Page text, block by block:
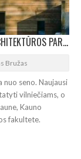
TVARIOSIOS PAMOKOS://AUSTRŲ MEDINĖS ARCHITEKTŪROS PARODA KAUNE
Bružas
seno. Naujausi
vilniečiams, o
Kauno
fakultete.